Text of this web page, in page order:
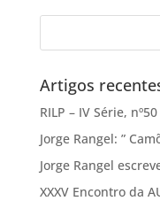
Artigos
RILP – IV Série,
Jorge Rangel: ”
Jorge Rangel
XXXV Encontro da